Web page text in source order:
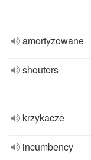
amortyzowane
shouters
krzykacze
incumbency